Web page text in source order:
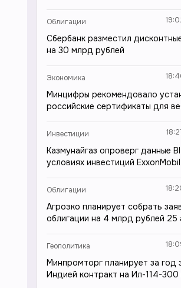
Облигации
Сбербанк разместил
на 30 млрд рублей
Экономика
Минцифры рекомендовало
российские сертификаты для
Инвестиции
Казмунайгаз опроверг данные
условиях инвестиций ExxonMobil
Облигации
Агроэко планирует собрать
облигации на 4 млрд рублей 25
Геополитика
Минпромторг планирует за год
Индией контракт на Ил-114-300